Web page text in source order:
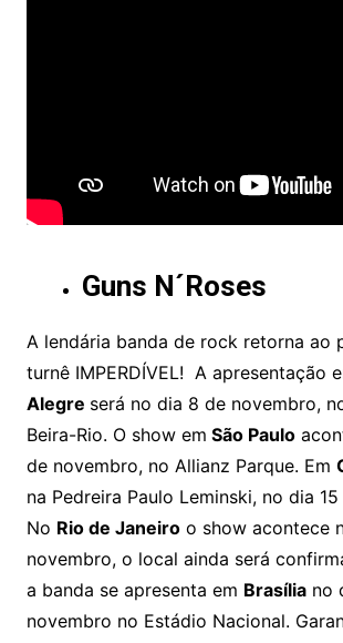
Guns N´Roses
A lendária banda de rock retorna ao
turnê IMPERDÍVEL! A apresentação
Alegre será no dia 8 de novembro,
Beira-Rio. O show em São Paulo
de novembro, no Allianz Parque. Em
na Pedreira Paulo Leminski, no dia
No Rio de Janeiroo show acontece
novembro, o local ainda será
a banda se apresenta em Brasíliano
novembro no Estádio Nacional.